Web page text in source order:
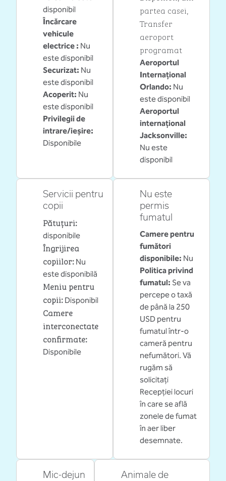
disponibil
Încărcare
vehicule
electrice : Nu
este disponibil
Securizat: Nu
este disponibil
Acoperit: Nu
este disponibil
Privilegii de
intrare/ieșire:
Disponibile
partea casei,
Transfer
aeroport
programat
Aeroportul
Internațional
Orlando: Nu
este disponibil
Aeroportul
internațional
Jacksonville:
Nu este
disponibil
Servicii pentru
copii
Pătuțuri:
disponibile
Îngrijirea
copiilor: Nu
este disponibilă
Meniu pentru
copii: Disponibil
Camere
interconectate
confirmate:
Disponibile
Nu este
permis
fumatul
Camere pentru
fumători
disponibile: Nu
Politica privind
fumatul: Se va
percepe o taxă
de până la 250
USD pentru
fumatul într-o
cameră pentru
nefumători. Vă
rugăm să
solicitați
Recepției locuri
în care se află
zonele de fumat
în aer liber
desemnate.
Mic-dejun
Animale de